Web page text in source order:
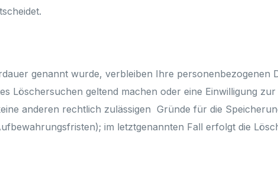
genannt wurde, verbleiben Ihre personenbezogenen
Löschersuchen geltend machen oder eine Einwilligung zur
anderen rechtlich zulässigen Gründe für die
im letztgenannten Fall erfolgt die